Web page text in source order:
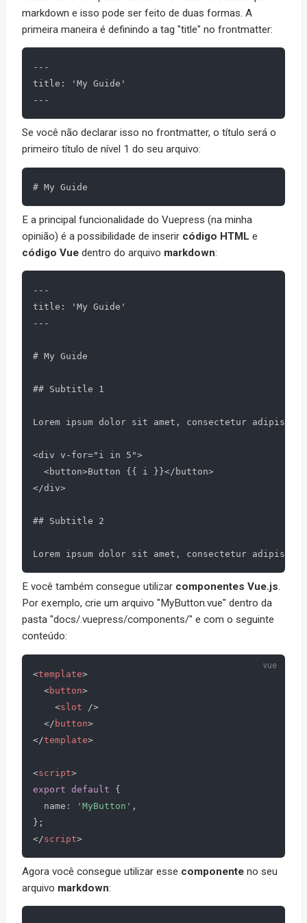
markdown e isso pode ser feito de duas formas. A
primeira maneira é definindo a tag "title" no frontmatter:
---
title: 'My Guide'
Se você não declarar isso no frontmatter, o título será o
primeiro título de nível 1 do seu arquivo:
E a principal funcionalidade do Vuepress (na minha
opinião) é a possibilidade de inserir código HTML e
código Vue dentro do arquivo markdown:
---
title: 'My Guide'
---
# My Guide
## Subtitle 1
Lorem ipsum dolor sit amet, consectetur
<div v-for="i in 5">
  <button>Button {{ i }}</button>
</div>
## Subtitle 2
E você também consegue utilizar componentes Vue.js.
Por exemplo, crie um arquivo "MyButton.vue" dentro da
pasta "docs/.vuepress/components/" e com o seguinte
conteúdo:
<template>
<button>
<slot
/>
</ button>
</template>
<script>
export default
{
  name
: 'MyButton' ,
} ;
</script>
Agora você consegue utilizar esse componente no seu
arquivo markdown: